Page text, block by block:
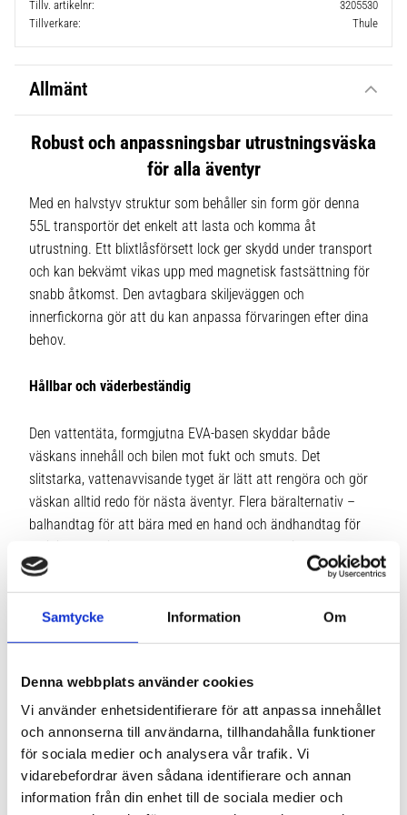
Samtycke Information Om
Denna webbplats använder cookies
Vi använder enhetsidentifierare för att anpassa innehållet
och annonserna till användarna, tillhandahålla funktioner
för sociala medier och analysera vår trafik. Vi
vidarebefordrar även sådana identifierare och annan
information från din enhet till de sociala medier och
Tillv. artikelnr
3205530
Tillverkare
Thule
Allmänt
Robust och anpassningsbar utrustningsväska
för alla äventyr
Med en halvstyv struktur som behåller sin form gör denna
55L transportör det enkelt att lasta och komma åt
utrustning. Ett blixtlåsförsett lock ger skydd under transport
och kan bekvämt vikas upp med magnetisk fastsättning för
snabb åtkomst. Den avtagbara skiljeväggen och
innerfickorna gör att du kan anpassa förvaringen efter dina
behov.
Hållbar och väderbeständig
Den vattentäta, formgjutna EVA-basen skyddar både
väskans innehåll och bilen mot fukt och smuts. Det
slitstarka, vattenavvisande tyget är lätt att rengöra och gör
väskan alltid redo för nästa äventyr. Flera bäralternativ –
balhandtag för att bära med en hand och ändhandtag för
smidig hantering – gör det enkelt att ta med sig väskan
överallt.
Återvunnet och PFC-fritt material
900D-tyg med en PFC-fri, hållbar vattenavvisande finish som
tål tuffa tag och skyddar din utrustning mot väder och vind.
Alla inre och yttre tyger, band och nät är tillverkade av 100 %
återvunnet material.